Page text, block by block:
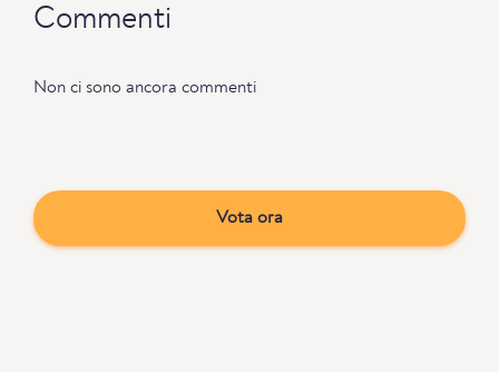
Commenti
Non ci sono ancora commenti
Vota ora